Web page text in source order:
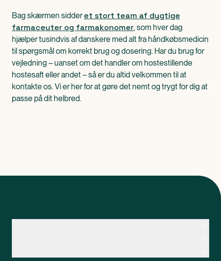
Bag skærmen sidderet stort team af dygtige
farmaceuter og farmakonomer, som hver dag
hjælper tusindvis af danskere med alt fra håndkøbsmedicin
til spørgsmål om korrekt brug og dosering. Har du brug for
vejledning – uanset om det handler om hostestillende
hostesaft eller andet – så er du altid velkommen til at
kontakte os. Vi er her for at gøre det nemt og trygt for dig at
passe på dit helbred.